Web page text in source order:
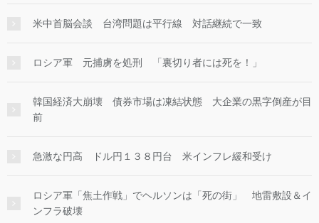
米中首脳会談 台湾問題は平行線 対話継続で一致
ロシア軍 元捕虜を処刑 「裏切り者には死を！」
韓国経済大崩壊 債券市場は凍結状態 大企業の黒字倒産が目
前
急激な円高 ドル円１３８円台 米インフレ緩和受け
ロシア軍「焦土作戦」でヘルソンは「死の街」 地雷敷設＆イ
ンフラ破壊